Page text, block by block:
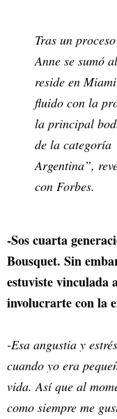
Tras un
Anne se sumó
reside en
fluido con la
la principal
de la categoría
Argentina”,
con Forbes.
-Sos cuarta
Bousquet. Sin
estuviste vinculada
involucrarte con la
-Esa angustia y
cuando yo era
vida. Así que al
como siempre me